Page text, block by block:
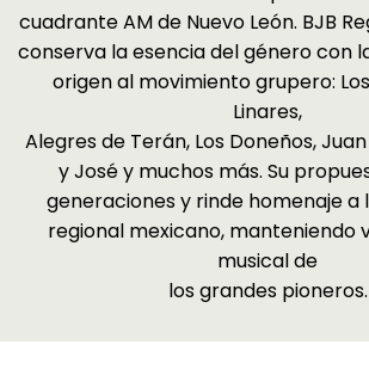
cuadrante AM de Nuevo León. BJB
conserva la esencia del género con
origen al movimiento grupero:
Linares,
Alegres de Terán, Los Doneños,
y José y muchos más. Su
generaciones y rinde homenaje a
regional mexicano, manteniendo
musical de
los grandes pioneros.